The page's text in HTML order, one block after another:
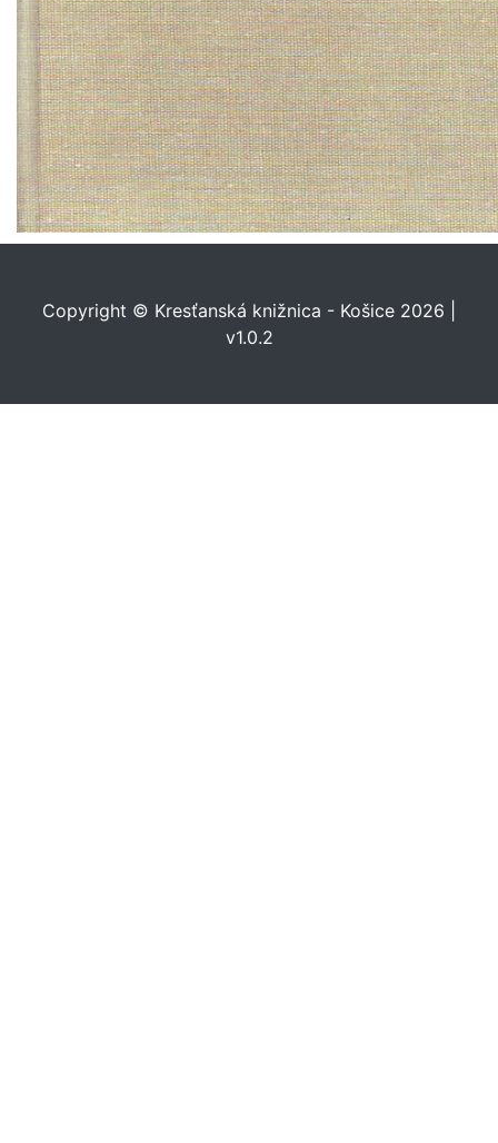
Copyright © Kresťanská knižnica - Košice 2026 |
v1.0.2